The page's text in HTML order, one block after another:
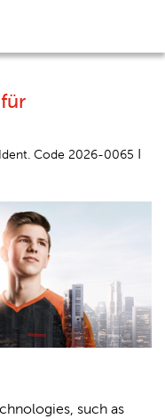
Ident. Code 2026-0065 I
such as